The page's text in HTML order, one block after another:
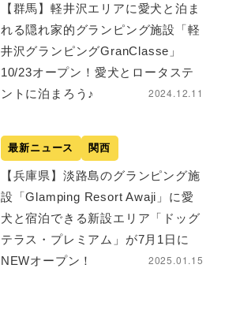
【群馬】軽井沢エリアに愛犬と泊ま
れる隠れ家的グランピング施設「軽
井沢グランピングGranClasse」
10/23オープン！愛犬とロータステ
ントに泊まろう♪
2024.12.11
最新ニュース 関西
【兵庫県】淡路島のグランピング施
設「Glamping Resort Awaji」に愛
犬と宿泊できる新設エリア「ドッグ
テラス・プレミアム」が7月1日に
NEWオープン！
2025.01.15